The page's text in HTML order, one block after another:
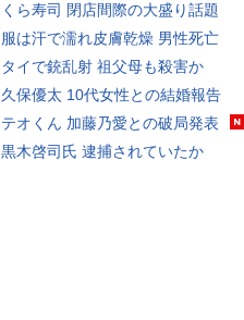
くら寿司 閉店間際の大盛り話題
服は汗で濡れ皮膚乾燥 男性死亡
タイで銃乱射 祖父母も殺害か
久保優太 10代女性との結婚報告
テオくん 加藤乃愛との破局発表
黒木啓司氏 逮捕されていたか